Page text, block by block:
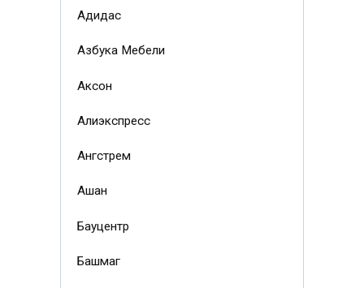
Адидас
Азбука Мебели
Аксон
Алиэкспресс
Ангстрем
Ашан
Бауцентр
Башмаг